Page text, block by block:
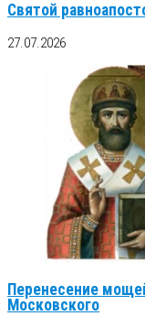
Святой
27.07.2026
Перенесение
Московского